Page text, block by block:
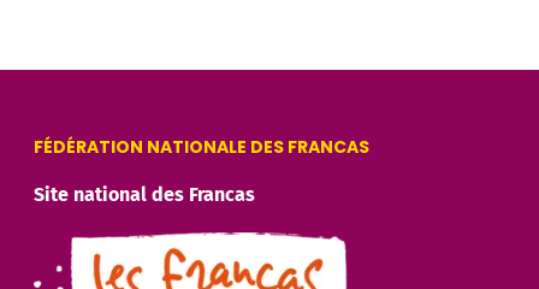
FÉDÉRATION NATIONALE DES FRANCAS
Site national des Francas